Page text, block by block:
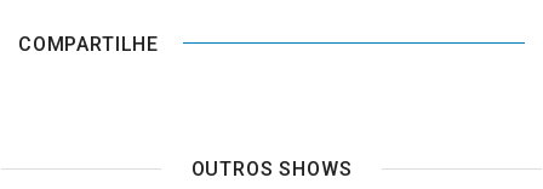
COMPARTILHE
OUTROS SHOWS